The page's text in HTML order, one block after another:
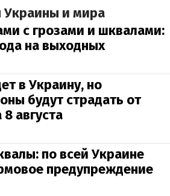
Украины и мира
с грозами и шквалами:
на выходных
в Украину, но
будут страдать от
августа
по всей Украине
предупреждение